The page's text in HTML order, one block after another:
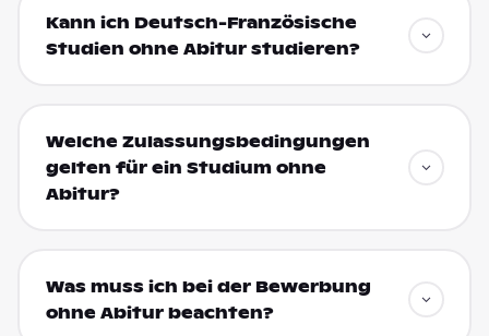
Kann ich Deutsch-Französische
Studien ohne Abitur studieren?
Welche Zulassungsbedingungen
gelten für ein Studium ohne
Abitur?
Was muss ich bei der Bewerbung
ohne Abitur beachten?